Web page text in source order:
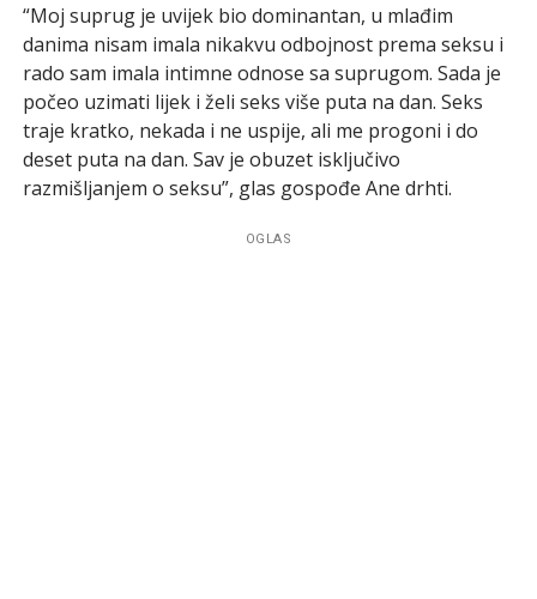
“Moj suprug je uvijek bio dominantan, u mlađim
danima nisam imala nikakvu odbojnost prema seksu i
rado sam imala intimne odnose sa suprugom. Sada je
počeo uzimati lijek i želi seks više puta na dan. Seks
traje kratko, nekada i ne uspije, ali me progoni i do
deset puta na dan. Sav je obuzet isključivo
razmišljanjem o seksu”, glas gospođe Ane drhti.
OGLAS